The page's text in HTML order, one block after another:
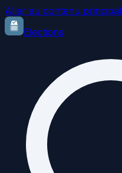
Aller au contenu principal
Elections